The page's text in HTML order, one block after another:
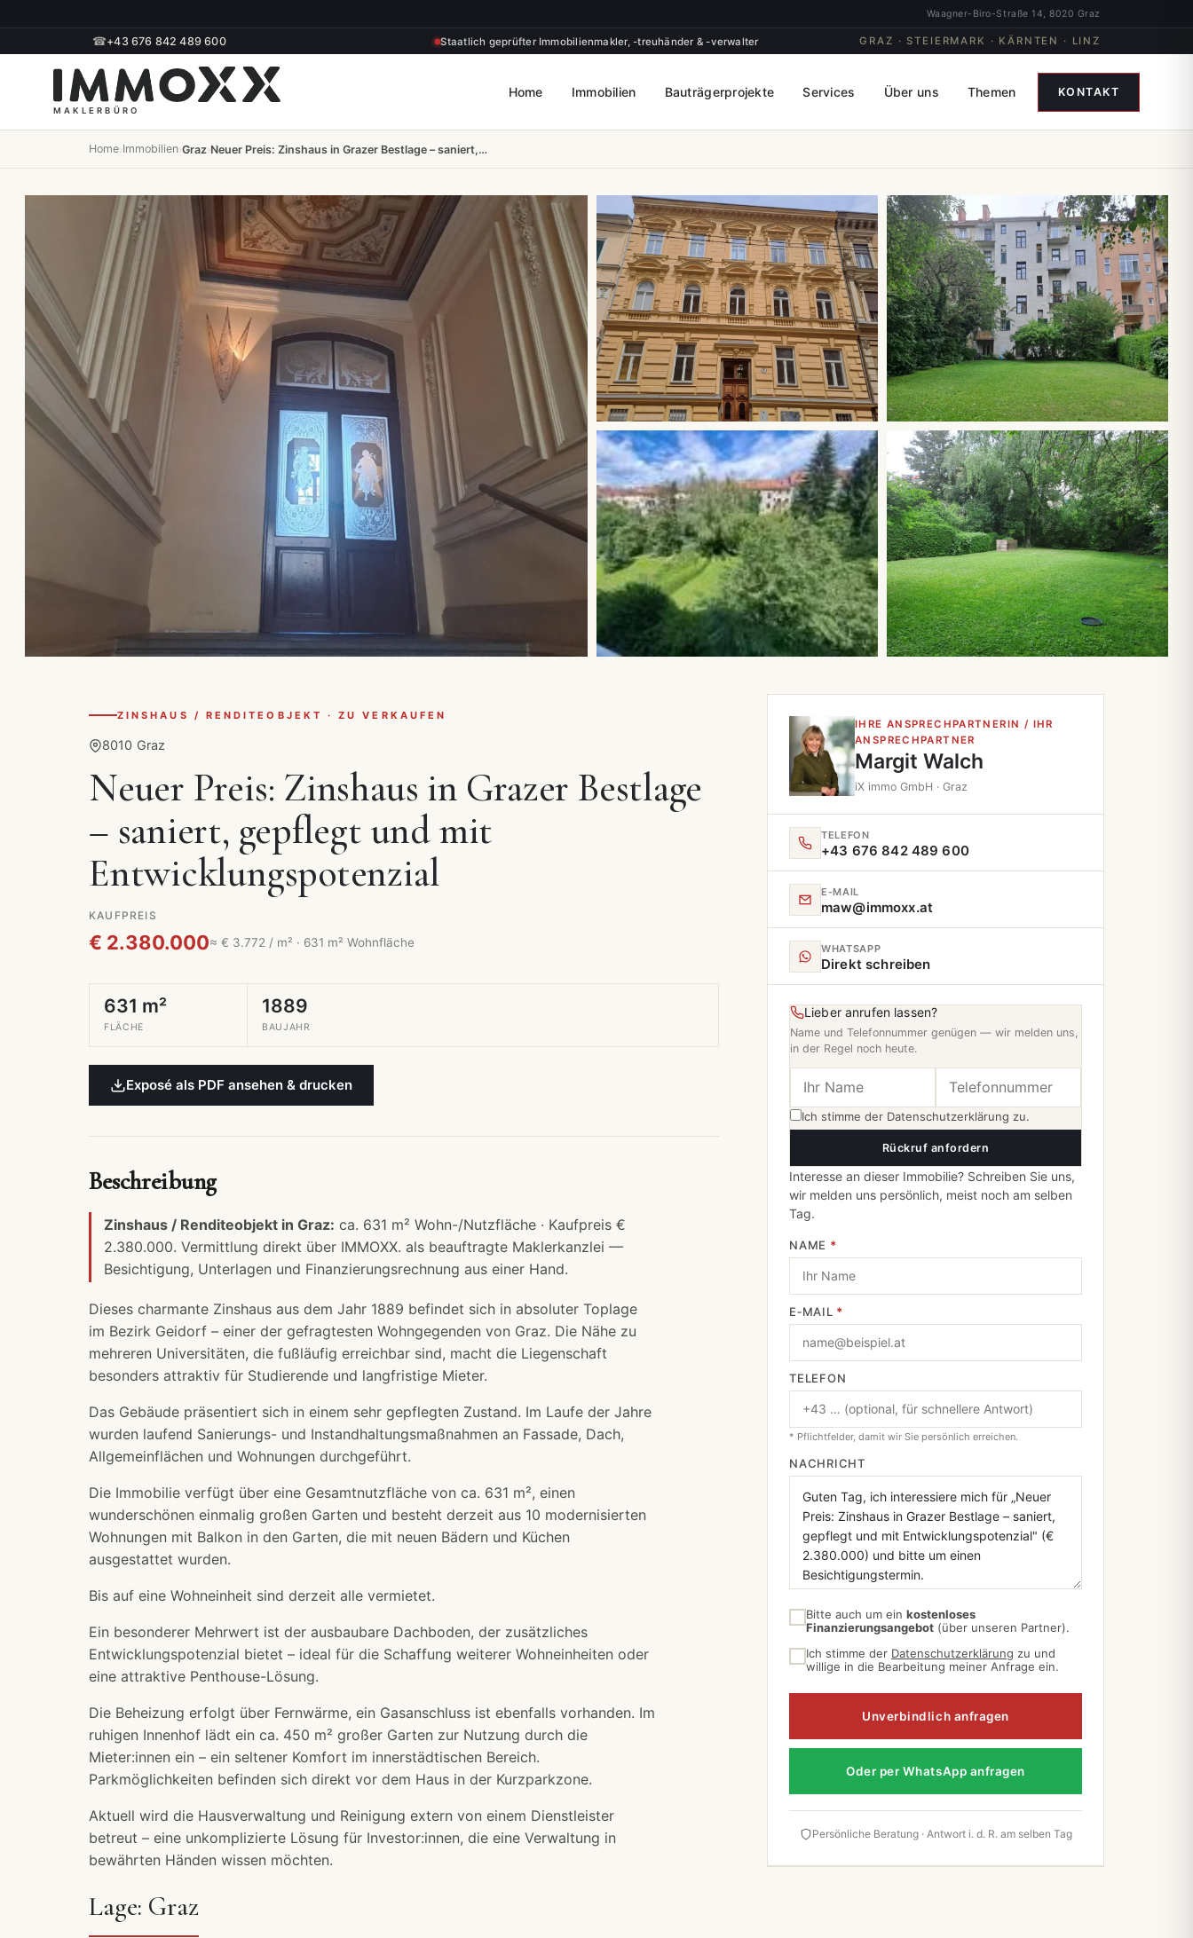
Waagner-Biro-Straße 14, 8020 Graz
☎+43 676 842 489 600 Staatlich geprüfter Immobilienmakler, -treuhänder & -verwalter GRAZ · STEIERMARK · KÄRNTEN · LINZ
Home Immobilien Bauträgerprojekte Services Über uns Themen KONTAKT
Home›Immobilien›Graz›Neuer Preis: Zinshaus in Grazer Bestlage – saniert,…
ZINSHAUS / RENDITEOBJEKT · ZU VERKAUFEN
8010 Graz
Neuer Preis: Zinshaus in Grazer Bestlage
– saniert, gepflegt und mit
Entwicklungspotenzial
KAUFPREIS
€ 2.380.000≈ € 3.772 / m² · 631 m² Wohnfläche
631 m²
FLÄCHE
1889
BAUJAHR
Exposé als PDF ansehen & drucken
Beschreibung
Zinshaus / Renditeobjekt in Graz: ca. 631 m² Wohn-/Nutzfläche · Kaufpreis €
2.380.000. Vermittlung direkt über IMMOXX. als beauftragte Maklerkanzlei —
Besichtigung, Unterlagen und Finanzierungsrechnung aus einer Hand.
Dieses charmante Zinshaus aus dem Jahr 1889 befindet sich in absoluter Toplage
im Bezirk Geidorf – einer der gefragtesten Wohngegenden von Graz. Die Nähe zu
mehreren Universitäten, die fußläufig erreichbar sind, macht die Liegenschaft
besonders attraktiv für Studierende und langfristige Mieter.
Das Gebäude präsentiert sich in einem sehr gepflegten Zustand. Im Laufe der Jahre
wurden laufend Sanierungs- und Instandhaltungsmaßnahmen an Fassade, Dach,
Allgemeinflächen und Wohnungen durchgeführt.
Die Immobilie verfügt über eine Gesamtnutzfläche von ca. 631 m², einen
wunderschönen einmalig großen Garten und besteht derzeit aus 10 modernisierten
Wohnungen mit Balkon in den Garten, die mit neuen Bädern und Küchen
ausgestattet wurden.
Bis auf eine Wohneinheit sind derzeit alle vermietet.
Ein besonderer Mehrwert ist der ausbaubare Dachboden, der zusätzliches
Entwicklungspotenzial bietet – ideal für die Schaffung weiterer Wohneinheiten oder
eine attraktive Penthouse-Lösung.
Die Beheizung erfolgt über Fernwärme, ein Gasanschluss ist ebenfalls vorhanden. Im
ruhigen Innenhof lädt ein ca. 450 m² großer Garten zur Nutzung durch die
Mieter:innen ein – ein seltener Komfort im innerstädtischen Bereich.
Parkmöglichkeiten befinden sich direkt vor dem Haus in der Kurzparkzone.
Aktuell wird die Hausverwaltung und Reinigung extern von einem Dienstleister
betreut – eine unkomplizierte Lösung für Investor:innen, die eine Verwaltung in
bewährten Händen wissen möchten.
Lage: Graz
IHRE ANSPRECHPARTNERIN / IHR
ANSPRECHPARTNER
Margit Walch
iX immo GmbH · Graz
TELEFON
+43 676 842 489 600
E‑MAIL
maw@immoxx.at
WHATSAPP
Direkt schreiben
Lieber anrufen lassen?
Name und Telefonnummer genügen — wir melden uns,
in der Regel noch heute.
Ich stimme der Datenschutzerklärung zu.
Rückruf anfordern
Interesse an dieser Immobilie? Schreiben Sie uns,
wir melden uns persönlich, meist noch am selben
Tag.
NAME *
E‑MAIL *
TELEFON
* Pflichtfelder, damit wir Sie persönlich erreichen.
NACHRICHT
Bitte auch um ein kostenloses
Finanzierungsangebot (über unseren Partner).
Ich stimme der Datenschutzerklärung zu und
willige in die Bearbeitung meiner Anfrage ein.
Unverbindlich anfragen
Oder per WhatsApp anfragen
Persönliche Beratung · Antwort i. d. R. am selben Tag